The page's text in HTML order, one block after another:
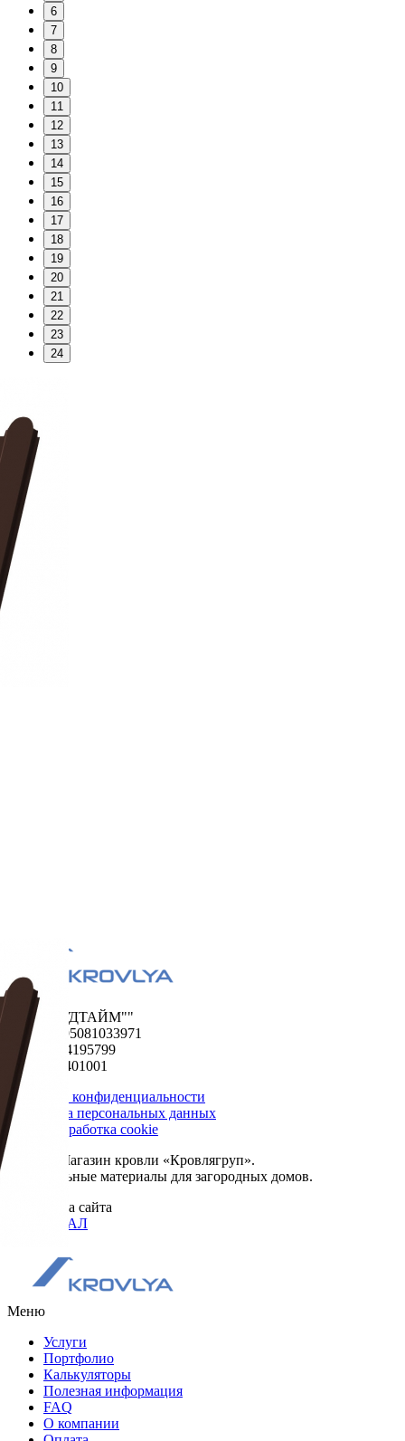
6
7
8
9
10
11
12
13
14
15
16
17
18
19
20
21
22
23
24
ООО "ФУДТАЙМ""
ОГРН 1195081033971
ИНН 5024195799
КПП 502401001
Политика конфиденциальности
Обработка персональных данных
Сбор и обработка cookie
© 2026. Магазин кровли «Кровлягруп».
Строительные материалы для загородных домов.
Разработка сайта
ОРИГИНАЛ
Меню
Услуги
Портфолио
Калькуляторы
Полезная информация
FAQ
О компании